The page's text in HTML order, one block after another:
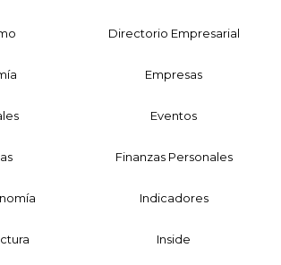
Directorio Empresarial
Empresas
Eventos
Finanzas Personales
Indicadores
Inside